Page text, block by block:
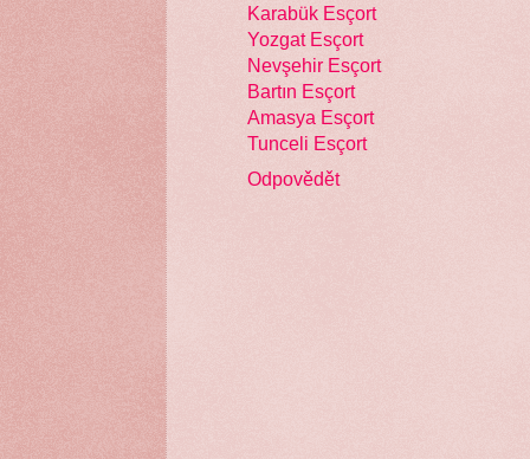
Karabük Esçort
Yozgat Esçort
Nevşehir Esçort
Bartın Esçort
Amasya Esçort
Tunceli Esçort
Odpovědět